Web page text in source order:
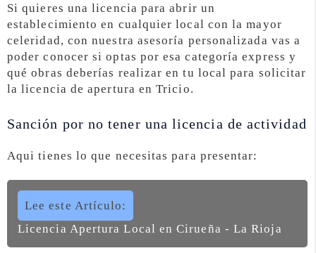
Si quieres una licencia para abrir un
establecimiento en cualquier local con la mayor
celeridad, con nuestra asesoría personalizada vas a
poder conocer si optas por esa categoría express y
qué obras deberías realizar en tu local para solicitar
la licencia de apertura en Tricio.
Sanción por no tener una licencia de actividad
Aqui tienes lo que necesitas para presentar:
Lee este Artículo:
Licencia Apertura Local en Cirueña - La Rioja